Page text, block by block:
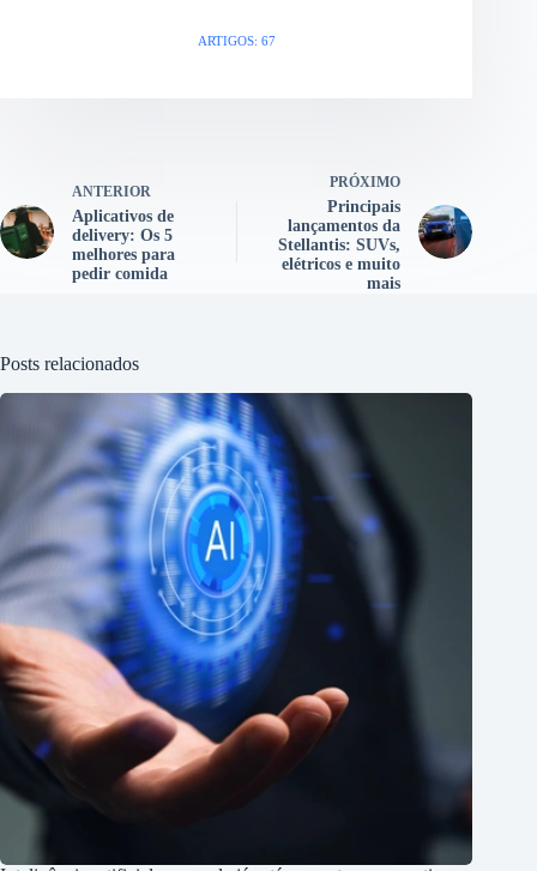
ARTIGOS: 67
ANTERIOR
Aplicativos de
delivery: Os 5
melhores para
pedir comida
PRÓXIMO
Principais
lançamentos da
Stellantis: SUVs,
elétricos e muito
mais
Posts relacionados